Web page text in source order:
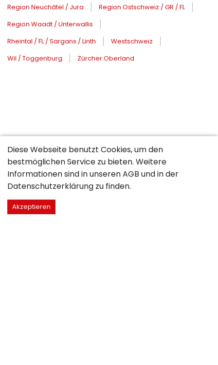
Region Neuchâtel / Jura
Region Ostschweiz / GR / FL
Region Waadt / Unterwallis
Rheintal / FL / Sargans / Linth
Westschweiz
Wil / Toggenburg
Zürcher Oberland
Diese Webseite benutzt Cookies, um den
bestmöglichen Service zu bieten. Weitere
Informationen sind in unserenAGB und in der
Datenschutzerklärung zu finden.
Akzeptieren